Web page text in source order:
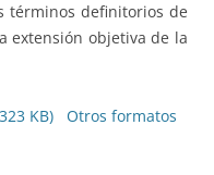
términos definitorios de
extensión objetiva de la
KB) Otros formatos